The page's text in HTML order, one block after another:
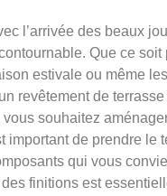
l’arrivée des beaux
Que ce
estivale ou même
revêtement de
vous souhaitez
important de prendre le
qui vous
finitions est